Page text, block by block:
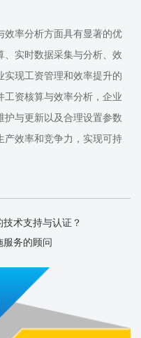
效率分析方面具有显著的优
实时数据采集与分析、效
现工资管理和效率提升的
工资核算与效率分析，企业
护与更新以及合理设置参数
效率和竞争力，实现可持
术支持与认证？​​
服务的顾问